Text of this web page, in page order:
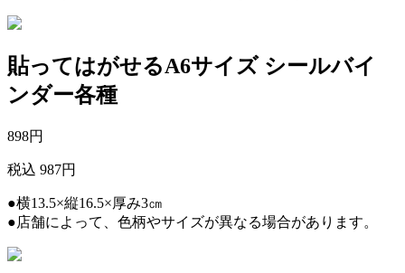
貼ってはがせるA6サイズ シールバイ
ンダー各種
898円
税込 987円
●横13.5×縦16.5×厚み3㎝
●店舗によって、色柄やサイズが異なる場合があります。